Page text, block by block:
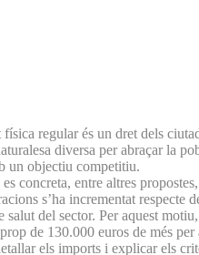
regular és un dret dels
diversa per abraçar la
un objectiu competitiu.
concreta, entre altres
s’ha incrementat
del sector. Per aquest
de 130.000 euros de més
els imports i explicar els